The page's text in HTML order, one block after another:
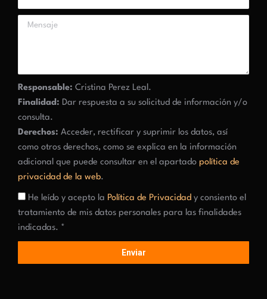
Responsable: Cristina Perez Leal.
Finalidad: Dar respuesta a su solicitud de información y/o
consulta.
Derechos: Acceder, rectificar y suprimir los datos, así
como otros derechos, como se explica en la información
adicional que puede consultar en el apartado política de
privacidad de la web.
He leído y acepto la Política de Privacidad y consiento el
tratamiento de mis datos personales para las finalidades
indicadas. *
Enviar